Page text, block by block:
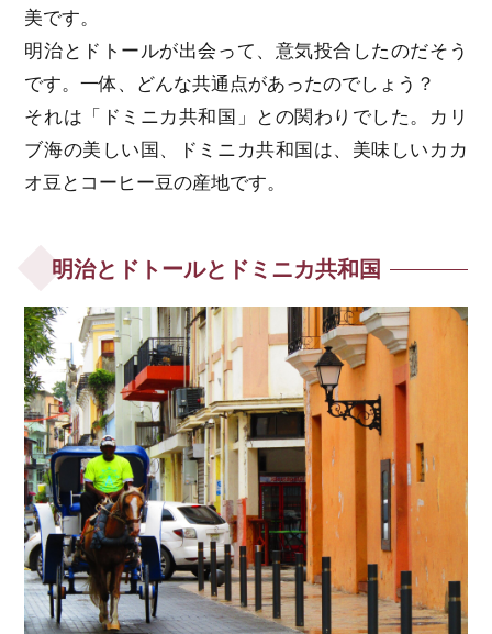
美です。
明治とドトールが出会って、意気投合したのだそう
です。一体、どんな共通点があったのでしょう？
それは「ドミニカ共和国」との関わりでした。カリ
ブ海の美しい国、ドミニカ共和国は、美味しいカカ
オ豆とコーヒー豆の産地です。
明治とドトールとドミニカ共和国